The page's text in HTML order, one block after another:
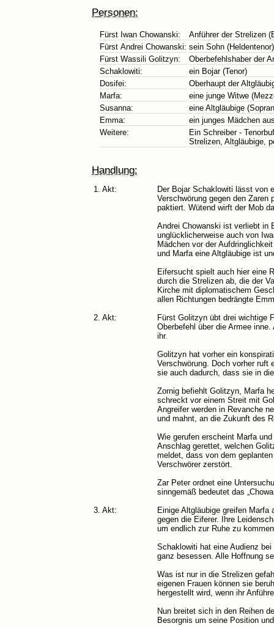
Personen:
Fürst Iwan Chowanski:
Anführer der Strelizen
Fürst Andrei Chowanski: sein Sohn (Heldentenor)
Fürst Wassili Golitzyn:
Oberbefehlshaber der
Schaklowiti:
ein Bojar (Tenor)
Dosifei:
Oberhaupt der
Marfa:
eine junge Witwe
Susanna:
eine Altgläubige
Emma:
ein junges Mädchen
Weitere:
Ein Schreiber -
Strelizen, Altgläubige,
Handlung:
1. Akt:
Der Bojar Schaklowiti lässt von
Verschwörung gegen den
paktiert. Wütend wirft der Mob
Andrei Chowanski ist verliebt in
unglücklicherweise auch von
Mädchen vor der
und Marfa eine Altgläubige ist
Eifersucht spielt auch hier eine
durch die Strelizen ab, die der
Kirche mit diplomatischem
allen Richtungen bedrängte
2. Akt:
Fürst Golitzyn übt drei wichtige
Oberbefehl über die Armee
ihr.
Golitzyn hat vorher ein
Verschwörung. Doch vorher ruft
sie auch dadurch, dass sie in
Zornig befiehlt Golitzyn, Marfa
schreckt vor einem Streit mit
Angreifer werden in Revanche
und mahnt, an die Zukunft des
Wie gerufen erscheint Marfa
Anschlag gerettet, welchen
meldet, dass von dem
Verschwörer zerstört.
Zar Peter ordnet eine
sinngemäß bedeutet das
3. Akt:
Einige Altgläubige greifen
gegen die Eiferer. Ihre
um endlich zur Ruhe zu
Schaklowiti hat eine Audienz
ganz besessen. Alle Hoffnung
Was ist nur in die Strelizen
eigenen Frauen können sie
hergestellt wird, wenn ihr
Nun breitet sich in den Reihen
Besorgnis um seine Position